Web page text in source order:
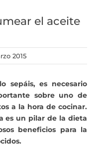
Actualidad
Mi cuenta
el aceite
2015
sepáis, es necesario
sobre uno de
a la hora de cocinar.
es un pilar de la dieta
beneficios para la